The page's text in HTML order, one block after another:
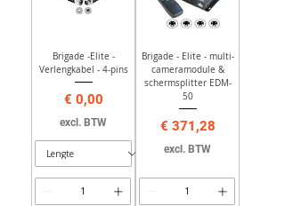
Brigade -Elite -
Verlengkabel - 4-pins
Prijs
€ 0,00
excl. BTW
Brigade - Elite - multi-
cameramodule &
schermsplitter EDM-
50
Prijs
€ 371,28
excl. BTW